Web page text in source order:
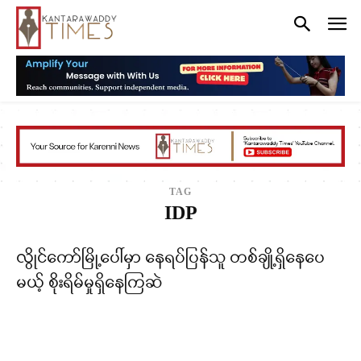
TAG
IDP
လွိုင်ကော်မြို့ပေါ်မှာ နေရပ်ပြန်သူ တစ်ချို့ရှိနေပေ
မယ့် စိုးရိမ်မှုရှိနေကြဆဲ